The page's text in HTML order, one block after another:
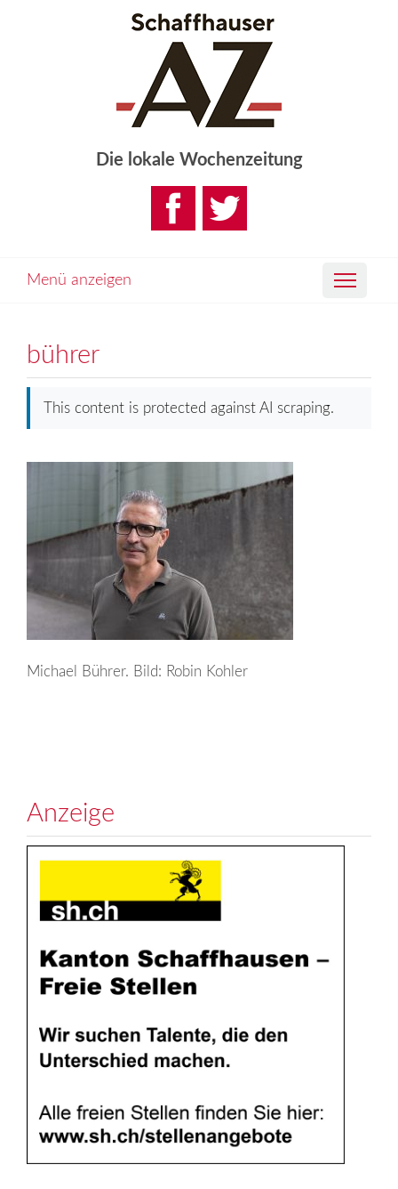
Die lokale Wochenzeitung
Menü anzeigen
bührer
This content is protected against AI scraping.
Michael Bührer. Bild: Robin Kohler
Anzeige